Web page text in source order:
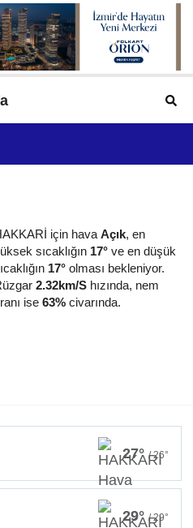
için hava Açık, en
sıcaklığın 17°ve en düşük
17°olması bekleniyor.
2.32km/Shızında, nem
ise 63%civarında.
27° / 26°
29° / 29°